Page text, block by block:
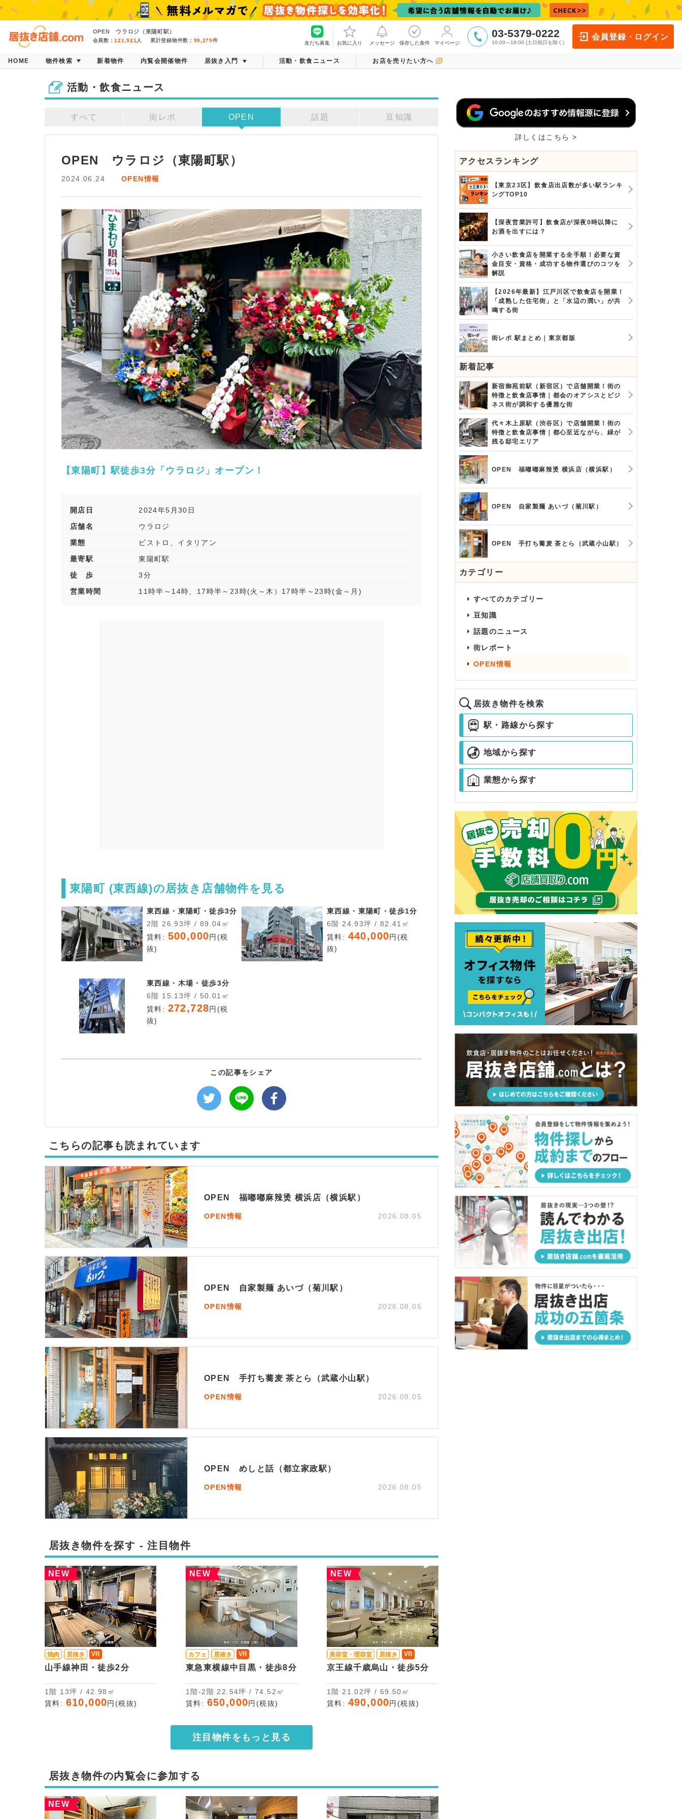
OPEN ウラロジ（東陽町駅）
会員数：121,921 人 累計登録物件数： 99,279件 友だち募集 お気に入り メッセージ 保存した条件 マイページ
03-5379-0222
10:00～18:00 (土日祝日を除く)
会員登録・ログイン
HOME 物件検索 新着物件 内覧会開催物件 居抜き入門 活動・飲食ニュース お店を売りたい方へ
活動・飲食ニュース
すべて 街レポ OPEN 話題 豆知識
OPEN　ウラロジ（東陽町駅）
2024.06.24 OPEN情報
【東陽町】駅徒歩3分「ウラロジ」オープン！
開店日
2024年5月30日
店舗名
ウラロジ
業態
ビストロ、イタリアン
最寄駅
東陽町駅
徒 歩
3分
営業時間
11時半～14時、17時半～23時(火～木）17時半～23時(金～月)
東陽町 (東西線)の居抜き店舗物件を見る
東西線・東陽町・徒歩3分
2階 26.93坪 / 89.04㎡
賃料: 500,000円(税
抜)
東西線・東陽町・徒歩1分
6階 24.93坪 / 82.41㎡
賃料: 440,000円(税
抜)
東西線・木場・徒歩3分
6階 15.13坪 / 50.01㎡
賃料: 272,728円(税
抜)
この記事をシェア
こちらの記事も読まれています
OPEN 福嘟嘟麻辣烫 横浜店（横浜駅）
OPEN情報 2026.08.05
OPEN 自家製麺 あいづ（菊川駅）
OPEN情報 2026.08.05
OPEN 手打ち蕎麦 茶とら（武蔵小山駅）
OPEN情報 2026.08.05
OPEN めしと話（都立家政駅）
OPEN情報 2026.08.05
居抜き物件を探す - 注目物件
NEW
焼肉 居抜き VR
山手線神田・徒歩2分
1階 13坪 / 42.98㎡
賃料: 610,000円(税抜)
NEW
カフェ 居抜き VR
東急東横線中目黒・徒歩8分
1階-2階 22.54坪 / 74.52㎡
賃料: 650,000円(税抜)
NEW
美容室・理容室 居抜き VR
京王線千歳烏山・徒歩5分
1階 21.02坪 / 69.50㎡
賃料: 490,000円(税抜)
注目物件をもっと見る
居抜き物件の内覧会に参加する
NEW
詳しくはこちら >
アクセスランキング
【東京23区】飲食店出店数が多い駅ランキ
ングTOP10
【深夜営業許可】飲食店が深夜0時以降に
お酒を出すには？
小さい飲食店を開業する全手順！必要な資
金目安・資格・成功する物件選びのコツを
解説
【2026年最新】江戸川区で飲食店を開業！
「成熟した住宅街」と「水辺の潤い」が共
鳴する街
街レポ 駅まとめ｜東京都版
新着記事
新宿御苑前駅（新宿区）で店舗開業！街の
特徴と飲食店事情｜都会のオアシスとビジ
ネス街が調和する優雅な街
代々木上原駅（渋谷区）で店舗開業！街の
特徴と飲食店事情｜都心至近ながら、緑が
残る邸宅エリア
OPEN 福嘟嘟麻辣烫 横浜店（横浜駅）
OPEN 自家製麺 あいづ（菊川駅）
OPEN 手打ち蕎麦 茶とら（武蔵小山駅）
カテゴリー
すべてのカテゴリー
豆知識
話題のニュース
街レポート
OPEN情報
居抜き物件を検索
駅・路線から探す
地域から探す
業態から探す